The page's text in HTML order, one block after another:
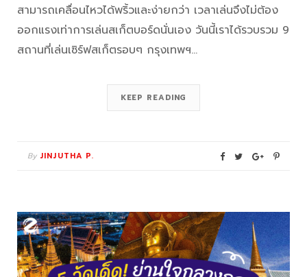
สามารถเคลื่อนไหวได้พริ้วและง่ายกว่า เวลาเล่นจึงไม่ต้อง
ออกแรงเท่าการเล่นสเก็ตบอร์ดนั่นเอง วันนี้เราได้รวบรวม 9
สถานที่เล่นเซิร์ฟสเก็ตรอบๆ กรุงเทพฯ…
KEEP READING
By JINJUTHA P.